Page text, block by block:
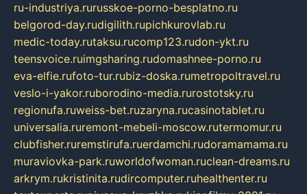
ru-industriya.rurusskoe-porno-besplatno.ru
belgorod-day.rudigilith.rupichkurovlab.ru
medic-today.rutaksu.rucomp123.rudon-ykt.ru
teensvoice.ruimgsharing.rudomashnee-porno.ru
eva-elfie.rufoto-tur.rubiz-doska.rumetropoltravel.ru
veslo-i-yakor.ruborodino-media.rurostotsky.ru
regionufa.ruweiss-bet.ruzaryna.rucasinotablet.ru
universalia.ruremont-mebeli-moscow.rutermomur.ru
clubfisher.ruremstirufa.ruerdamchi.rudoramamama.ru
muraviovka-park.ruworldofwoman.ruclean-dreams.ru
arkrym.rukristinita.rudircomputer.ruhealthenter.ru